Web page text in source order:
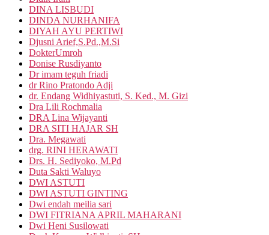
DINA LISBUDI
DINDA NURHANIFA
DIYAH AYU PERTIWI
Djusni Arief,S.Pd.,M.Si
DokterUmroh
Donise Rusdiyanto
Dr imam teguh friadi
dr Rino Pratondo Adji
dr. Endang Widhiyastuti, S. Ked., M. Gizi
Dra Lili Rochmalia
DRA Lina Wijayanti
DRA SITI HAJAR SH
Dra. Megawati
drg. RINI HERAWATI
Drs. H. Sediyoko, M.Pd
Duta Sakti Waluyo
DWI ASTUTI
DWI ASTUTI GINTING
Dwi endah meilia sari
DWI FITRIANA APRIL MAHARANI
Dwi Heni Susilowati